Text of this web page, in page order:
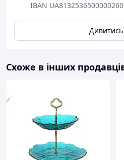
IBAN
Дивитись
Схоже в інших